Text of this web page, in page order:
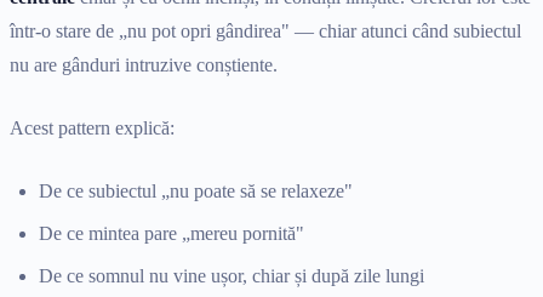
într-o stare de „nu pot opri gândirea" — chiar atunci când subiectul
nu are gânduri intruzive conștiente.
Acest pattern explică:
De ce subiectul „nu poate să se relaxeze"
De ce mintea pare „mereu pornită"
De ce somnul nu vine ușor, chiar și după zile lungi